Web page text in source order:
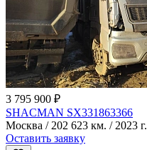
3 795 900 ₽
SHACMAN SX331863366
Москва / 202 623 км. / 2023 г.
Оставить заявку